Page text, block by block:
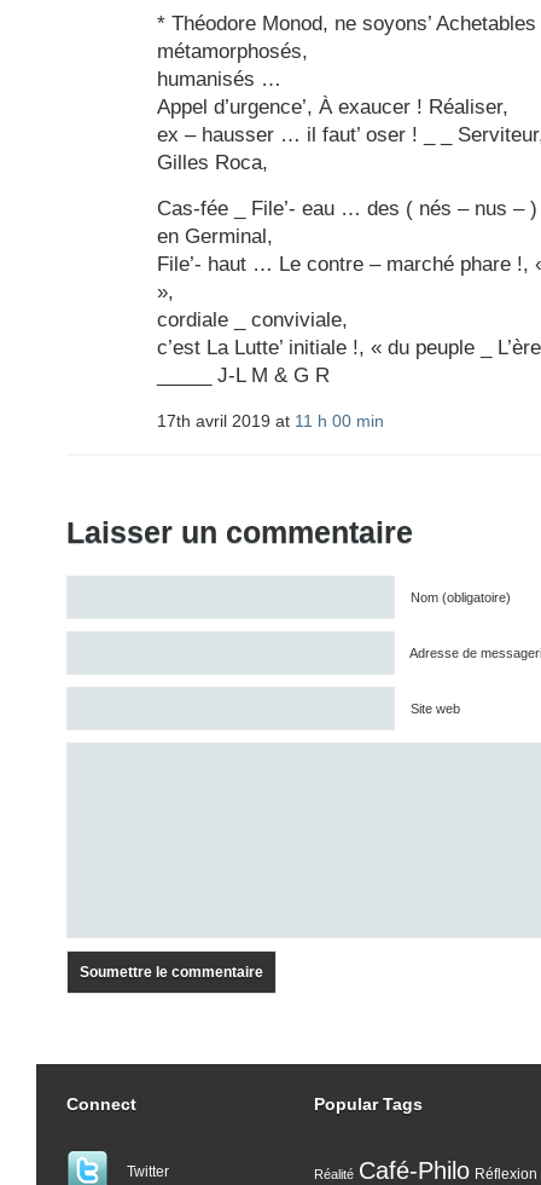
* Théodore Monod, ne soyons’
métamorphosés,
humanisés …
Appel d’urgence’, À exaucer ! Réaliser,
ex – hausser … il faut’ oser ! _ _
Gilles Roca,
Cas-fée _ File’- eau … des ( nés – nus – )
en Germinal,
File’- haut … Le contre – marché phare !,
»,
cordiale _ conviviale,
c’est La Lutte’ initiale !, « du peuple _
_____ J-L M & G R
17th avril 2019 at 11 h 00 min
Laisser un commentaire
Nom (obligatoire)
Adresse de
Site web
Connect
Twitter
Popular Tags
Réalité Café-Philo Réflexion